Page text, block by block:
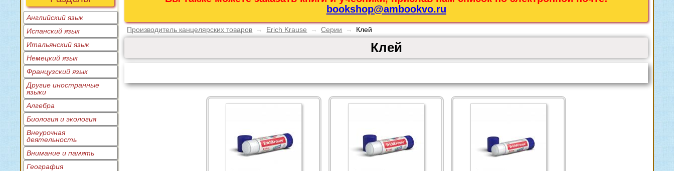
Английский язык
Испанский язык
Итальянский язык
Немецкий язык
Французский язык
Другие иностранные
языки
Алгебра
Биология и экология
Внеурочная
деятельность
Внимание и память
География
bookshop@ambookvo.ru
Производитель канцелярских товаров → Erich Krause → Серии → Клей
Клей